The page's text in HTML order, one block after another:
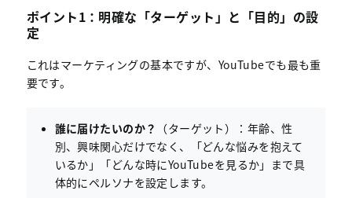
ポイント1：明確な「ターゲット」と「目的」の設
定
これはマーケティングの基本ですが、YouTubeでも最も重
要です。
誰に届けたいのか？ （ターゲット）：年齢、性
別、興味関心だけでなく、「どんな悩みを抱えて
いるか」「どんな時にYouTubeを見るか」まで具
体的にペルソナを設定します。